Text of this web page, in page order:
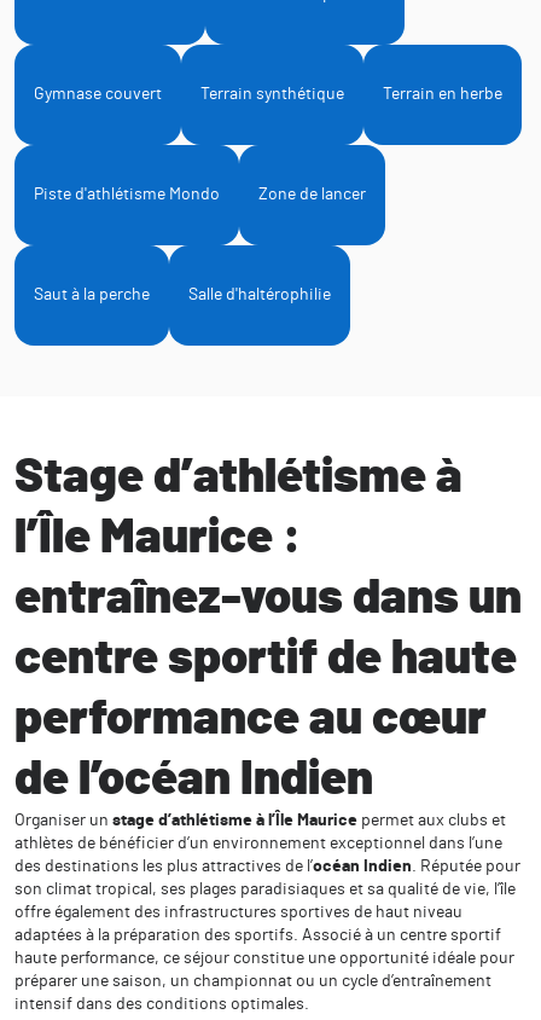
Gymnase couvert Terrain synthétique Terrain en herbe
Piste d'athlétisme Mondo Zone de lancer
Saut à la perche Salle d'haltérophilie
Stage d’athlétisme à
l’Île Maurice :
entraînez-vous dans un
centre sportif de haute
performance au cœur
de l’océan Indien
Organiser un stage d’athlétisme à l’Île Maurice permet aux clubs et
athlètes de bénéficier d’un environnement exceptionnel dans l’une
des destinations les plus attractives de l’océan Indien. Réputée pour
son climat tropical, ses plages paradisiaques et sa qualité de vie, l’île
offre également des infrastructures sportives de haut niveau
adaptées à la préparation des sportifs. Associé à un centre sportif
haute performance, ce séjour constitue une opportunité idéale pour
préparer une saison, un championnat ou un cycle d’entraînement
intensif dans des conditions optimales.